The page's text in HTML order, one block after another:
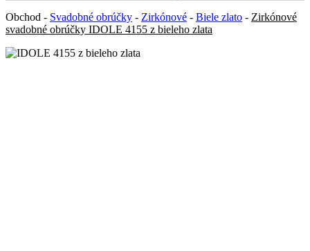
Obchod - Svadobné obrúčky - Zirkónové - Biele zlato - Zirkónové
svadobné obrúčky IDOLE 4155 z bieleho zlata